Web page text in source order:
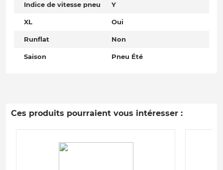
Indice de vitesse pneu Y
XL Oui
Runflat Non
Saison Pneu Été
Ces produits pourraient vous intéresser :